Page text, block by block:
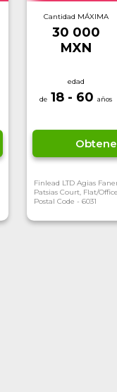
Cantidad MÁXIMA
30 000
MXN
edad
18 - 60
Finlead LTD Agias
Patsias Court, Flat/
Postal Code - 6031